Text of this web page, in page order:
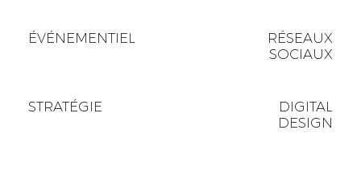
ÉVÉNEMENTIEL
RÉSEAUX
SOCIAUX
STRATÉGIE
DIGITAL
DESIGN